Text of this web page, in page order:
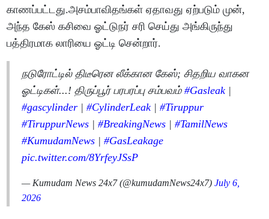
காணப்பட்டது.அசம்பாவிதங்கள் ஏதாவது ஏற்படும் முன்,
அந்த கேஸ் கசிவை ஓட்டுநர் சரி செய்து அங்கிருந்து
பத்திரமாக லாரியை ஓட்டி சென்றார்.
நடுரோட்டில் திடீரென லீக்கான கேஸ்; சிதறிய வாகன
ஓட்டிகள்...! திருப்பூர் பரபரப்பு சம்பவம்#Gasleak |
#gascylinder |#CylinderLeak |#Tiruppur
#TiruppurNews |#BreakingNews |#TamilNews
#KumudamNews |#GasLeakage
pic.twitter.com/8YrfeyJSsP
— Kumudam News 24x7 (@kumudamNews24x7)July 6,
2026